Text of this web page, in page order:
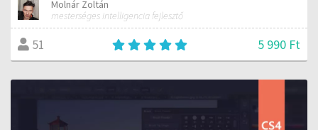
Molnár Zoltán
mesterséges intelligencia fejlesztő
51 5 990 Ft